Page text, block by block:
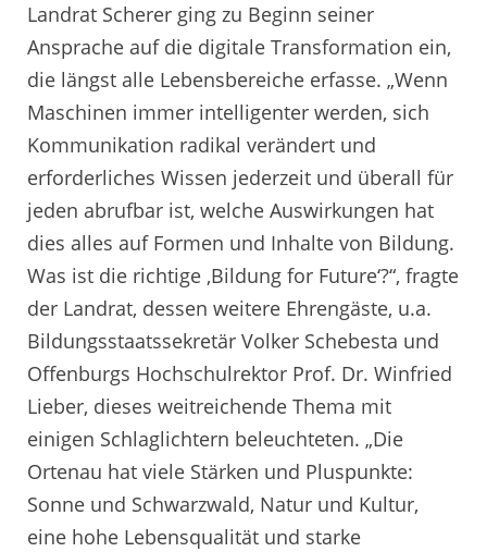
Landrat Scherer ging zu Beginn seiner
Ansprache auf die digitale Transformation ein,
die längst alle Lebensbereiche erfasse. „Wenn
Maschinen immer intelligenter werden, sich
Kommunikation radikal verändert und
erforderliches Wissen jederzeit und überall für
jeden abrufbar ist, welche Auswirkungen hat
dies alles auf Formen und Inhalte von Bildung.
Was ist die richtige ‚Bildung for Future‘?“, fragte
der Landrat, dessen weitere Ehrengäste, u.a.
Bildungsstaatssekretär Volker Schebesta und
Offenburgs Hochschulrektor Prof. Dr. Winfried
Lieber, dieses weitreichende Thema mit
einigen Schlaglichtern beleuchteten. „Die
Ortenau hat viele Stärken und Pluspunkte:
Sonne und Schwarzwald, Natur und Kultur,
eine hohe Lebensqualität und starke